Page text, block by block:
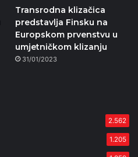
Transrodna klizačica
predstavlja Finsku na
Europskom prvenstvu u
umjetničkom klizanju
31/01/2023
2.562
1.205